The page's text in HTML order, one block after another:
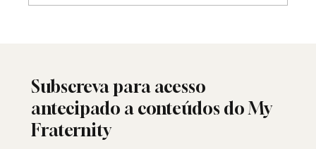
Subscreva para acesso
antecipado a conteúdos do My
Fraternity